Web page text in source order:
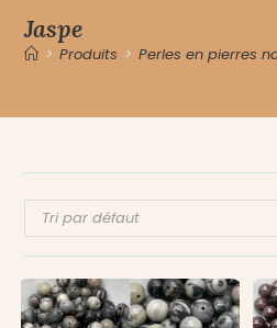
Jaspe
> Produits > Perles en pierres
Tri par défaut